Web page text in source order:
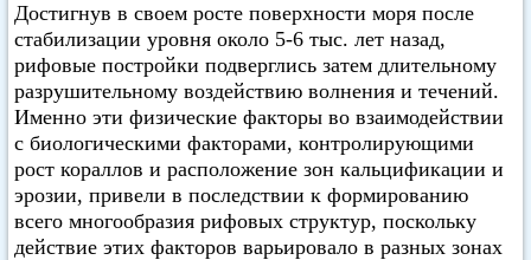
Достигнув в своем росте поверхности моря после
стабилизации уровня около 5-6 тыс. лет назад,
рифовые постройки подверглись затем длительному
разрушительному воздействию волнения и течений.
Именно эти физические факторы во взаимодействии
с биологическими факторами, контролирующими
рост кораллов и расположение зон кальцификации и
эрозии, привели в последствии к формированию
всего многообразия рифовых структур, поскольку
действие этих факторов варьировало в разных зонах